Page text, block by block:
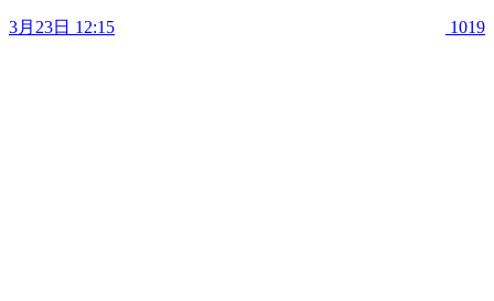
3月23日 12:15 1019